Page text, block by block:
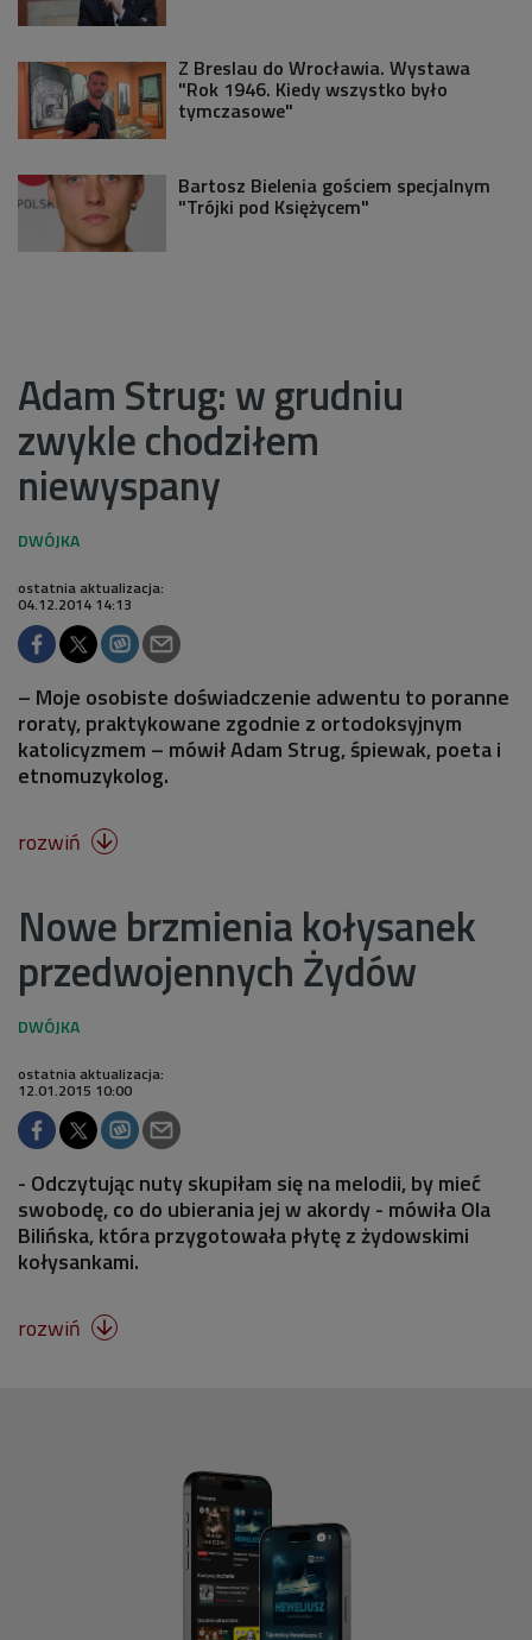
Z Breslau do Wrocławia. Wystawa
"Rok 1946. Kiedy wszystko było
tymczasowe"
Bartosz Bielenia gościem specjalnym
"Trójki pod Księżycem"
Adam Strug: w grudniu
zwykle chodziłem
niewyspany
ostatnia aktualizacja:
04.12.2014 14:13
– Moje osobiste doświadczenie adwentu to poranne
roraty, praktykowane zgodnie z ortodoksyjnym
katolicyzmem – mówił Adam Strug, śpiewak, poeta i
etnomuzykolog.
rozwiń 
Nowe brzmienia kołysanek
przedwojennych Żydów
ostatnia aktualizacja:
12.01.2015 10:00
- Odczytując nuty skupiłam się na melodii, by mieć
swobodę, co do ubierania jej w akordy - mówiła Ola
Bilińska, która przygotowała płytę z żydowskimi
kołysankami.
rozwiń 